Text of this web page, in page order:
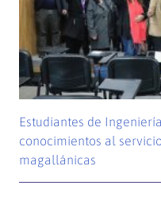
Estudiantes de
conocimientos al
magallánicas